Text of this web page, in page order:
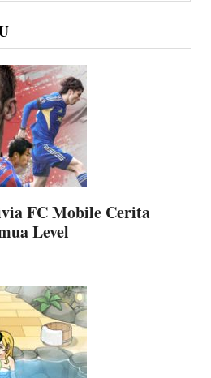
FC Mobile Cerita
Level